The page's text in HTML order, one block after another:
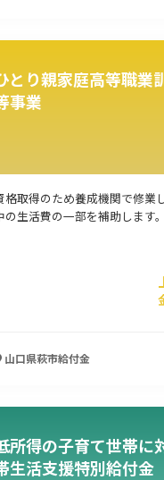
とり親家庭高等職業
事業
格取得のため養成機関で修業
の生活費の一部を補助します。
山口県萩市給付金
所得の子育て世帯に
生活支援特別給付金